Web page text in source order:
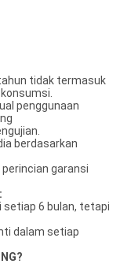
tidak termasuk
penggunaan
berdasarkan
garansi
setiap 6 bulan, tetapi
dalam setiap